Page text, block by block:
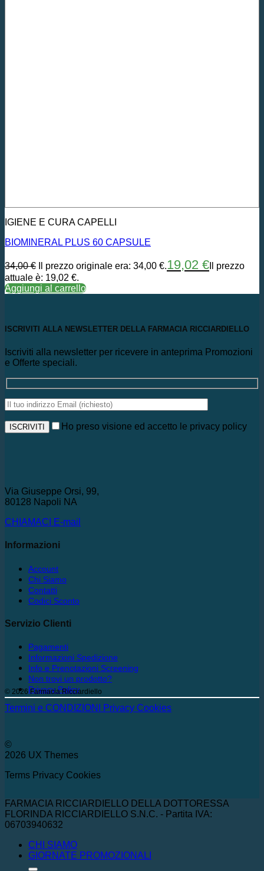
IGIENE E CURA CAPELLI
BIOMINERAL PLUS 60 CAPSULE
34,00€ Il prezzo originale era: 34,00 €.19,02 € Il prezzo
attuale è: 19,02 €.
Aggiungi al carrello
ISCRIVITI ALLA NEWSLETTER DELLA FARMACIA RICCIARDIELLO
Iscriviti alla newsletter per ricevere in anteprima Promozioni
e Offerte speciali.
Ho preso visione ed accetto le privacy policy
Via Giuseppe Orsi, 99,
80128 Napoli NA
CHIAMACI
E-mail
Informazioni
Account
Chi Siamo
Contatti
Codici Sconto
Servizio Clienti
Pagamenti
Informazioni Spedizione
Info e Prenotazioni Screening
Non trovi un prodotto?
Privacy Policy
© 2026 Farmacia Ricciardiello
Termini e CONDIZIONI Privacy Cookies
©
2026 UX Themes
Terms Privacy Cookies
FARMACIA RICCIARDIELLO DELLA DOTTORESSA
FLORINDA RICCIARDIELLO S.N.C. - Partita IVA:
06703940632
CHI SIAMO
GIORNATE PROMOZIONALI